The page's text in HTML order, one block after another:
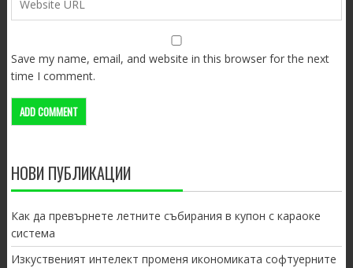
Save my name, email, and website in this browser for the next
time I comment.
НОВИ ПУБЛИКАЦИИ
Как да превърнете летните събирания в купон с караоке
система
Изкуственият интелект променя икономиката софтуерните